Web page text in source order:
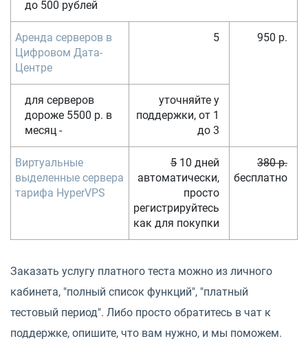
до 500 рублей
Аренда серверов в
Цифровом Дата-
Центре
5 950 р.
для серверов
дороже 5500 р. в
месяц -
уточняйте у
поддержки, от 1
до 3
Виртуальные
выделенные сервера
тарифа HyperVPS
5 10 дней
автоматически,
просто
регистрируйтесь
как для покупки
380 р.
бесплатно
Заказать услугу платного теста можно из личного
кабинета, "полный список функций", "платный
тестовый период". Либо просто обратитесь в чат к
поддержке, опишите, что вам нужно, и мы поможем.